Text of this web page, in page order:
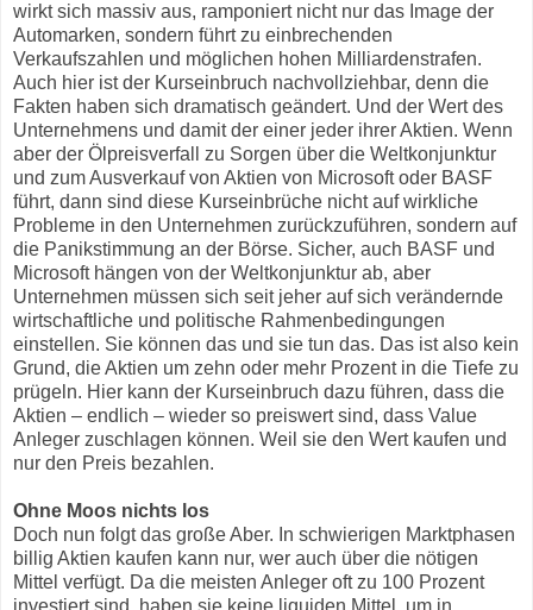
wirkt sich massiv aus, ramponiert nicht nur das Image der
Automarken, sondern führt zu einbrechenden
Verkaufszahlen und möglichen hohen Milliardenstrafen.
Auch hier ist der Kurseinbruch nachvollziehbar, denn die
Fakten haben sich dramatisch geändert. Und der Wert des
Unternehmens und damit der einer jeder ihrer Aktien. Wenn
aber der Ölpreisverfall zu Sorgen über die Weltkonjunktur
und zum Ausverkauf von Aktien von Microsoft oder BASF
führt, dann sind diese Kurseinbrüche nicht auf wirkliche
Probleme in den Unternehmen zurückzuführen, sondern auf
die Panikstimmung an der Börse. Sicher, auch BASF und
Microsoft hängen von der Weltkonjunktur ab, aber
Unternehmen müssen sich seit jeher auf sich verändernde
wirtschaftliche und politische Rahmenbedingungen
einstellen. Sie können das und sie tun das. Das ist also kein
Grund, die Aktien um zehn oder mehr Prozent in die Tiefe zu
prügeln. Hier kann der Kurseinbruch dazu führen, dass die
Aktien – endlich – wieder so preiswert sind, dass Value
Anleger zuschlagen können. Weil sie den Wert kaufen und
nur den Preis bezahlen.
Ohne Moos nichts los
Doch nun folgt das große Aber. In schwierigen Marktphasen
billig Aktien kaufen kann nur, wer auch über die nötigen
Mittel verfügt. Da die meisten Anleger oft zu 100 Prozent